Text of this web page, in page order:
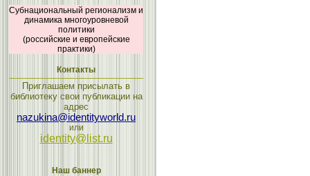
Субнациональный регионализм и
динамика многоуровневой
политики
(российские и европейские
практики)
Контакты
Приглашаем присылать в
библиотеку свои публикации на
адрес
nazukina@identityworld.ru
или
identity@list.ru
Наш баннер